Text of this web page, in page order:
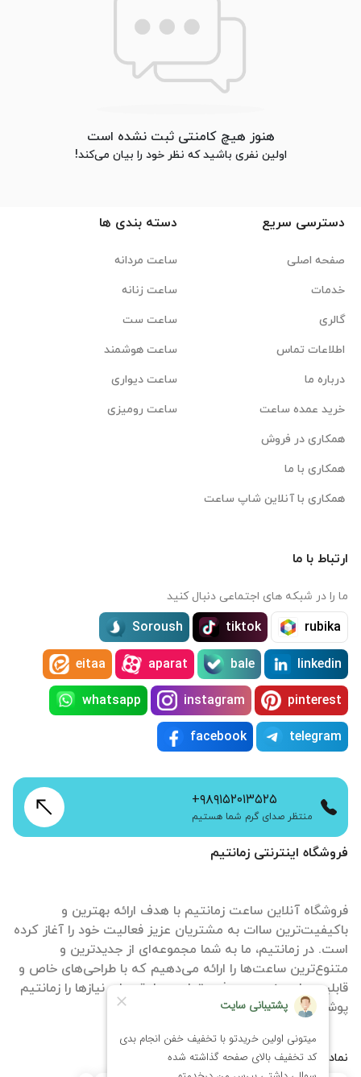
هنوز هیچ کامنتی ثبت نشده است
اولین نفری باشید که نظر خود را بیان می‌کند!
فروشگاه اینترنتی زمانتیم
فروشگاه آنلاین ساعت زمانتیم با هدف ارائه بهترین و
باکیفیت‌ترین ساات‌ به مشتریان عزیز فعالیت خود را آغاز کرده
است. در زمانتیم، ما به شما مجموعه‌ای از جدیدترین و
متنوع‌ترین ساعت‌ها را ارائه می‌دهیم که با طراحی‌های خاص و
قابلیت‌های منحصر به فرد، تمامی سلیقه‌ها و نیازها را زمانتیم
پوشش می‌دهند.
نمادها
دسترسی سریع
صفحه اصلی
خدمات
گالری
اطلاعات تماس
درباره ما
خرید عمده ساعت
همکاری در فروش
همکاری با ما
همکاری با آنلاین شاپ ساعت
دسته بندی ها
ساعت مردانه
ساعت زنانه
ساعت ست
ساعت هوشمند
ساعت دیواری
ساعت رومیزی
ارتباط با ما
ما را در شبکه های اجتماعی دنبال کنید
rubika
tiktok
Soroush
linkedin
bale
aparat
eitaa
pinterest
instagram
whatsapp
telegram
facebook
+۹۸۹۱۵۲۰۱۳۵۲۵
منتظر صدای گرم شما هستیم